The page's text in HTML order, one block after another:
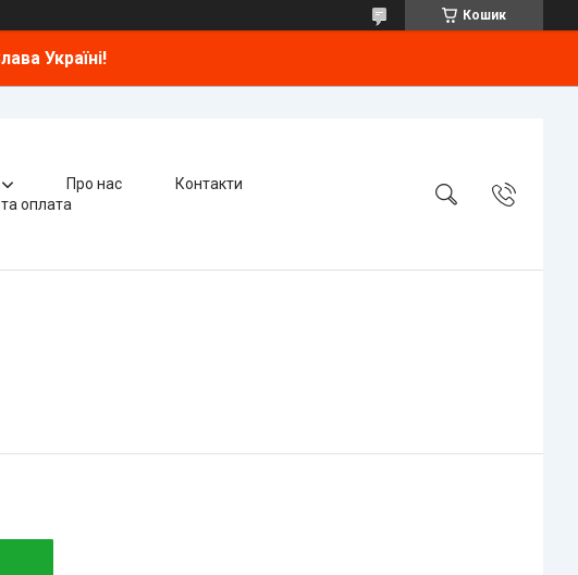
Кошик
Україні!
Про нас
Контакти
оплата